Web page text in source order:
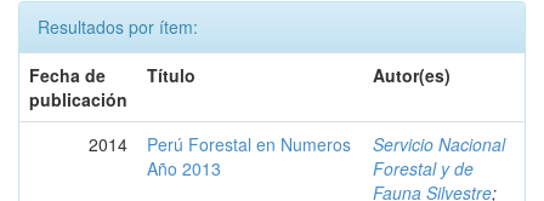
Resultados por ítem:
Fecha de
publicación
Título Autor(es)
2014
Perú Forestal en Numeros
Año 2013
Servicio Nacional
Forestal y de
Fauna Silvestre;